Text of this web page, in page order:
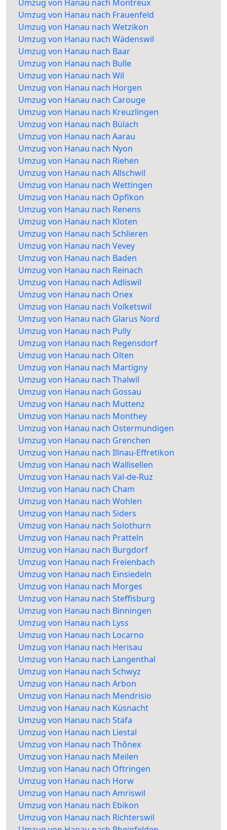
Umzug von Hanau nach Montreux
Umzug von Hanau nach Frauenfeld
Umzug von Hanau nach Wetzikon
Umzug von Hanau nach Wädenswil
Umzug von Hanau nach Baar
Umzug von Hanau nach Bulle
Umzug von Hanau nach Wil
Umzug von Hanau nach Horgen
Umzug von Hanau nach Carouge
Umzug von Hanau nach Kreuzlingen
Umzug von Hanau nach Bülach
Umzug von Hanau nach Aarau
Umzug von Hanau nach Nyon
Umzug von Hanau nach Riehen
Umzug von Hanau nach Allschwil
Umzug von Hanau nach Wettingen
Umzug von Hanau nach Opfikon
Umzug von Hanau nach Renens
Umzug von Hanau nach Kloten
Umzug von Hanau nach Schlieren
Umzug von Hanau nach Vevey
Umzug von Hanau nach Baden
Umzug von Hanau nach Reinach
Umzug von Hanau nach Adliswil
Umzug von Hanau nach Onex
Umzug von Hanau nach Volketswil
Umzug von Hanau nach Glarus Nord
Umzug von Hanau nach Pully
Umzug von Hanau nach Regensdorf
Umzug von Hanau nach Olten
Umzug von Hanau nach Martigny
Umzug von Hanau nach Thalwil
Umzug von Hanau nach Gossau
Umzug von Hanau nach Muttenz
Umzug von Hanau nach Monthey
Umzug von Hanau nach Ostermundigen
Umzug von Hanau nach Grenchen
Umzug von Hanau nach Illnau-Effretikon
Umzug von Hanau nach Wallisellen
Umzug von Hanau nach Val-de-Ruz
Umzug von Hanau nach Cham
Umzug von Hanau nach Wohlen
Umzug von Hanau nach Siders
Umzug von Hanau nach Solothurn
Umzug von Hanau nach Pratteln
Umzug von Hanau nach Burgdorf
Umzug von Hanau nach Freienbach
Umzug von Hanau nach Einsiedeln
Umzug von Hanau nach Morges
Umzug von Hanau nach Steffisburg
Umzug von Hanau nach Binningen
Umzug von Hanau nach Lyss
Umzug von Hanau nach Locarno
Umzug von Hanau nach Herisau
Umzug von Hanau nach Langenthal
Umzug von Hanau nach Schwyz
Umzug von Hanau nach Arbon
Umzug von Hanau nach Mendrisio
Umzug von Hanau nach Küsnacht
Umzug von Hanau nach Stäfa
Umzug von Hanau nach Liestal
Umzug von Hanau nach Thônex
Umzug von Hanau nach Meilen
Umzug von Hanau nach Oftringen
Umzug von Hanau nach Horw
Umzug von Hanau nach Amriswil
Umzug von Hanau nach Ebikon
Umzug von Hanau nach Richterswil